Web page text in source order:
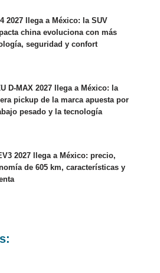
2027 llega a México: la SUV
china evoluciona con más
seguridad y confort
D-MAX 2027 llega a México: la
pickup de la marca apuesta por
pesado y la tecnología
2027 llega a México: precio,
de 605 km, características y